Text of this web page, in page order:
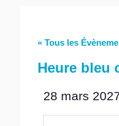
« Tous les
Heure bleu
28 mars